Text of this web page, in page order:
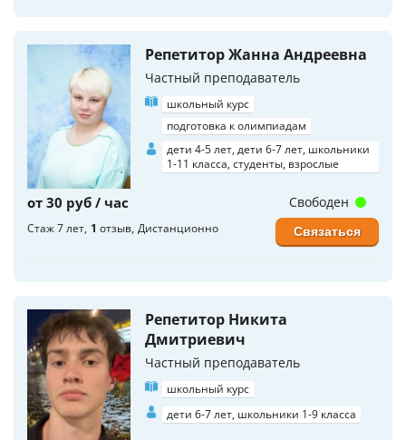
Репетитор Жанна Андреевна
Частный преподаватель
школьный курс
подготовка к олимпиадам
дети 4-5 лет, дети 6-7 лет, школьники
1-11 класса, студенты, взрослые
от 30 руб / час
Стаж 7 лет 1 отзыв Дистанционно
Свободен
Связаться
Репетитор Никита
Дмитриевич
Частный преподаватель
школьный курс
дети 6-7 лет, школьники 1-9 класса